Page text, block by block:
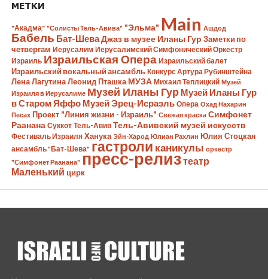
МЕТКИ
"Акадма" "Солисты Тель-Авива" "Эльма" Main Ашдод
Бабель Бат-ШеваДжаз в музее Иланы Гур Заметки по
четвергам Иерусалим Иерусалимский Симфонический Оркестр
Израиль Израильская Опера Израильский балет
Израильский вокальный ансамбль Конкурс Артура Рубинштейна
Лена Лагутина Леонид Пташка МУЗА Михаил Теплицкий Музей
Израиля в Иерусалиме Музей Иланы Гур Музей Иланы Гур
в Старом Яффо Музей Эрец-Исраэль Опера Охад Нахарин
Песах Проект "Линия жизни - Израиль" Свежая краска Симфонет
Раанана Суккот Тель-Авив Тель-Авивский музей искусств
Фестиваль Израиля Ханука Эйн-Харод Юлиан Рахлин Юлия Стоцкая
ансамбль "Бат-Шева" гастроли каникулы оркестр
"Симфонет Раанана" пресс-релизтеатр
Маленький цирк